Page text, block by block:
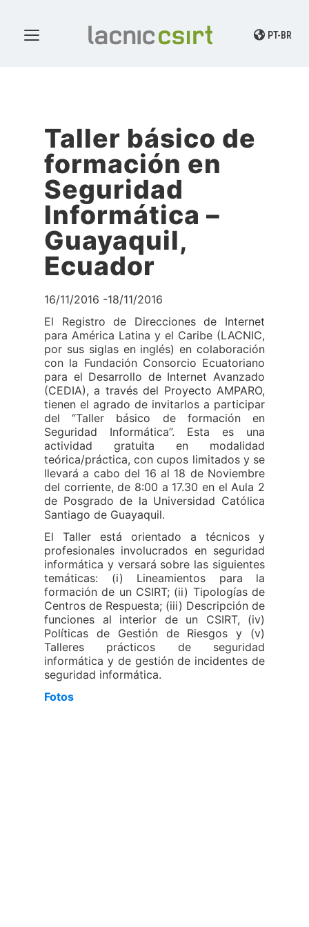
PT-BR
Taller básico de
formación en
Seguridad
Informática –
Guayaquil,
Ecuador
16/11/2016 -18/11/2016
El Registro de Direcciones de Internet
para América Latina y el Caribe (LACNIC,
por sus siglas en inglés) en colaboración
con la Fundación Consorcio Ecuatoriano
para el Desarrollo de Internet Avanzado
(CEDIA), a través del Proyecto AMPARO,
tienen el agrado de invitarlos a participar
del “Taller básico de formación en
Seguridad Informática”. Esta es una
actividad gratuita en modalidad
teórica/práctica, con cupos limitados y se
llevará a cabo del 16 al 18 de Noviembre
del corriente, de 8:00 a 17.30 en el Aula 2
de Posgrado de la Universidad Católica
Santiago de Guayaquil.
El Taller está orientado a técnicos y
profesionales involucrados en seguridad
informática y versará sobre las siguientes
temáticas: (i) Lineamientos para la
formación de un CSIRT; (ii) Tipologías de
Centros de Respuesta; (iii) Descripción de
funciones al interior de un CSIRT, (iv)
Políticas de Gestión de Riesgos y (v)
Talleres prácticos de seguridad
informática y de gestión de incidentes de
seguridad informática.
Fotos